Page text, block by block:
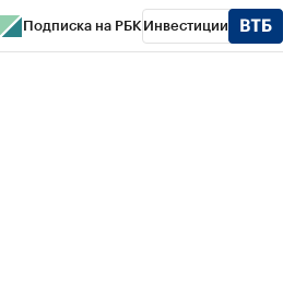
Подписка на РБК Инвестиции